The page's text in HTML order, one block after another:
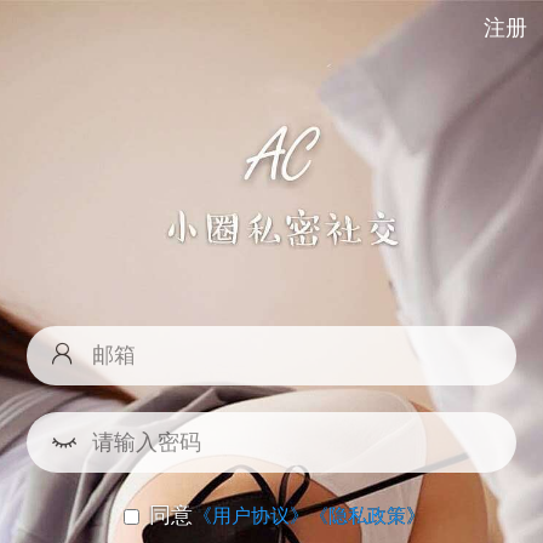
注册
同意《用户协议》《隐私政策》